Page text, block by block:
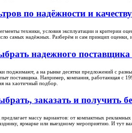
по надёжности и
техники, условия эксплуатации и критерии
самых надёжных. Разберём и сам принцип оценки,
надежного
а на рынке десятки предложений с
поставщика. Например, компания, работающая с
на хаотичный подбор.
заказать и получить
массу вариантов: от компактных
ярмарке или выездному мероприятию. И тут